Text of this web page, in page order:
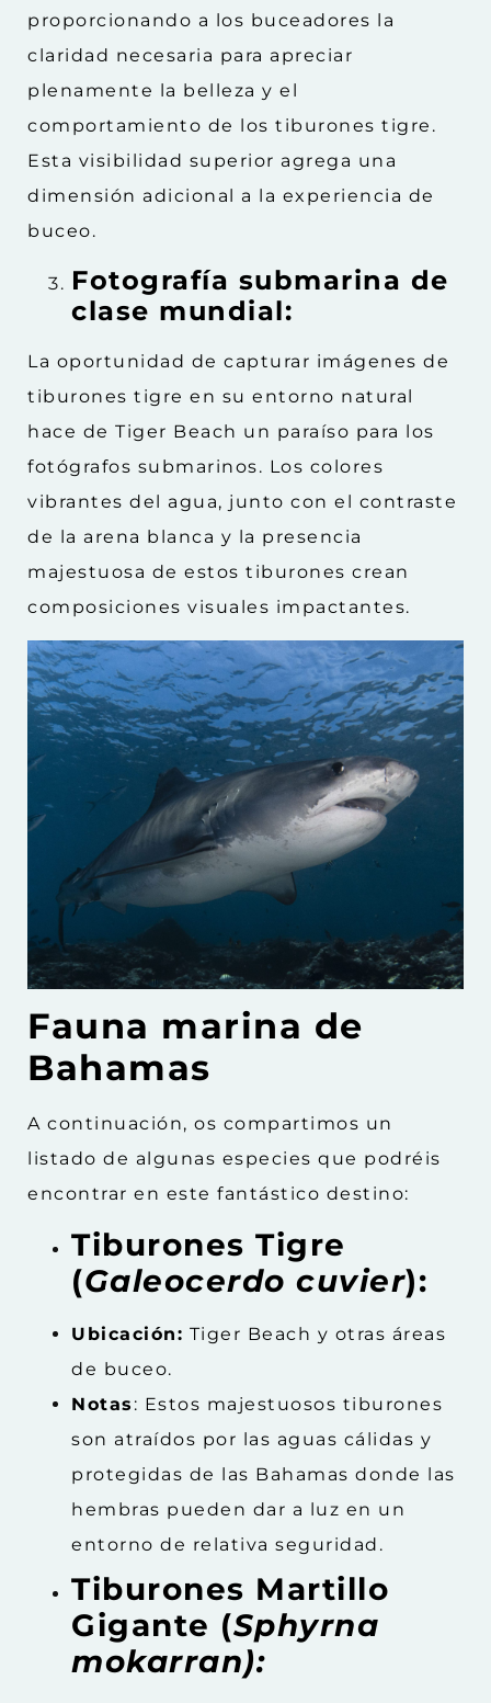
proporcionando a los buceadores la
claridad necesaria para apreciar
plenamente la belleza y el
comportamiento de los tiburones tigre.
Esta visibilidad superior agrega una
dimensión adicional a la experiencia de
buceo.
Fotografía submarina de
clase mundial:
La oportunidad de capturar imágenes de
tiburones tigre en su entorno natural
hace de Tiger Beach un paraíso para los
fotógrafos submarinos. Los colores
vibrantes del agua, junto con el contraste
de la arena blanca y la presencia
majestuosa de estos tiburones crean
composiciones visuales impactantes.
Fauna marina de
Bahamas
A continuación, os compartimos un
listado de algunas especies que podréis
encontrar en este fantástico destino:
Tiburones Tigre
(Galeocerdo cuvier):
Ubicación: Tiger Beach y otras áreas
de buceo.
Notas : Estos majestuosos tiburones
son atraídos por las aguas cálidas y
protegidas de las Bahamas donde las
hembras pueden dar a luz en un
entorno de relativa seguridad.
Tiburones Martillo
Gigante (Sphyrna
mokarran):